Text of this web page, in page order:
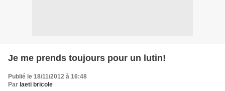
Je me prends toujours pour un lutin!
Publié le 18/11/2012 à 16:48
Par laeti bricole